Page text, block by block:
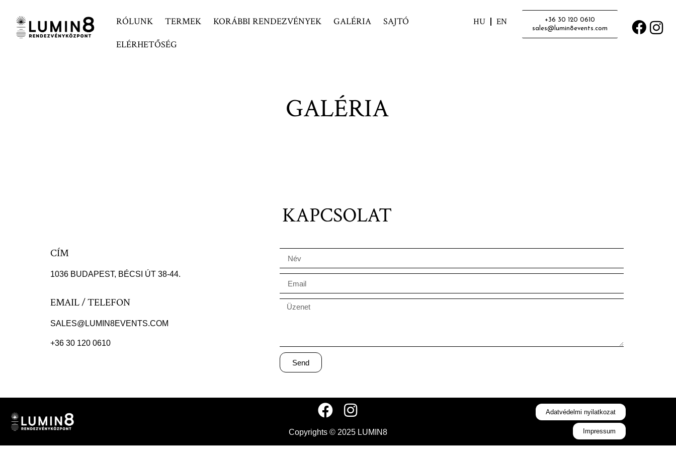
RÓLUNK TERMEK KORÁBBI RENDEZVÉNYEK GALÉRIA
SAJTÓ
ELÉRHETŐSÉG
HU EN
+36 30 120 0610
sales@lumin8events.com
GALÉRIA
KAPCSOLAT
CÍM
1036 BUDAPEST, BÉCSI ÚT 38-44.
EMAIL / TELEFON
SALES@LUMIN8EVENTS.COM
+36 30 120 0610
Send
Copyrights © 2025 LUMIN8
Adatvédelmi nyilatkozat
Impressum